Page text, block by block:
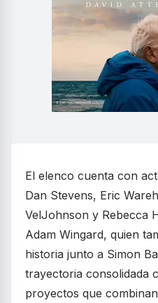
El elenco cuenta con
Dan Stevens, Eric
VelJohnson y Rebecca
Adam Wingard, quien
historia junto a Simon
trayectoria consolidada
proyectos que